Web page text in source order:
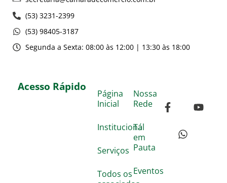
(53) 3231-2399
(53) 98405-3187
Segunda a Sexta: 08:00 às 12:00 | 13:30 às 18:00
Acesso Rápido
Página
Inicial
Institucional
Serviços
Todos os
Nossa
Rede
Tá
em
Pauta
Eventos